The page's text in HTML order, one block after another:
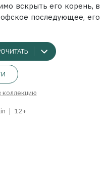
вскрыть его корень, в
последующее, его
коллекцию
12+